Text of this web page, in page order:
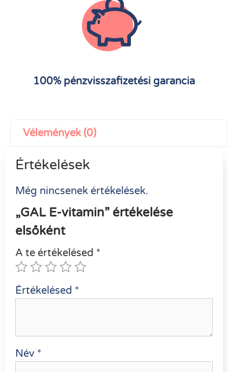
100% pénzvisszafizetési garancia
Vélemények (0)
Értékelések
Még nincsenek értékelések.
„GAL E-vitamin” értékelése
elsőként
A te értékelésed *
Értékelésed *
Név *